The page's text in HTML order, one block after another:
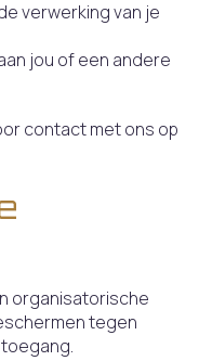
verwerking van je
jou of een andere
contact met ons op
organisatorische
tegen